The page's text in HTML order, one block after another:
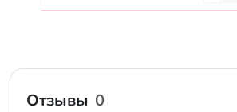
Отзывы 0